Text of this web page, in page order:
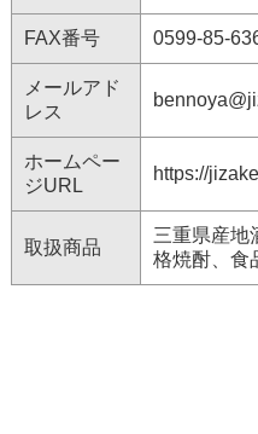
FAX番号 0599-85-
メールアド
レス
ホームペー
ジURL
https://
取扱商品
三重県産地
格焼酎、食